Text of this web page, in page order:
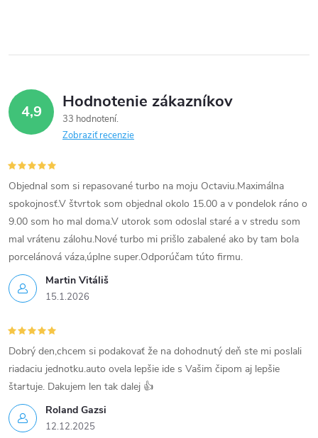
o
v
v
l
d
a
c
i
e
p
r
v
k
y
v
ý
4,9 Hodnotenie zákazníkov
33 hodnotení
Zobraziť recenzie
Martin Vitáliš
15.1.2026
Objednal som si repasované turbo na moju Octaviu.Maximálna
spokojnosť.V štvrtok som objednal okolo 15.00 a v pondelok ráno o
9.00 som ho mal doma.V utorok som odoslal staré a v stredu som
mal vrátenu zálohu.Nové turbo mi prišlo zabalené ako by tam bola
porcelánová váza,úplne super.Odporúčam túto firmu.
Roland Gazsi
12.12.2025
Dobrý den,chcem si podakovať že na dohodnutý deň ste mi poslali
riadaciu jednotku.auto ovela lepšie ide s Vašim čipom aj lepšie
štartuje. Dakujem len tak dalej 👍